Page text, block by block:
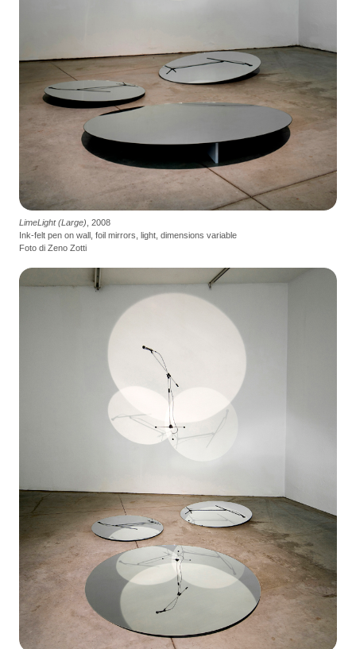
LimeLight (Large) , 2008
Ink-felt pen on wall, foil mirrors, light, dimensions variable
Foto di Zeno Zotti